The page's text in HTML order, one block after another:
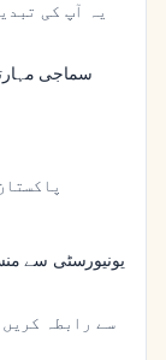
سماجی
یونیورسٹی سے